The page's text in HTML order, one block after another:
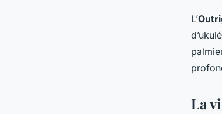
L’
La